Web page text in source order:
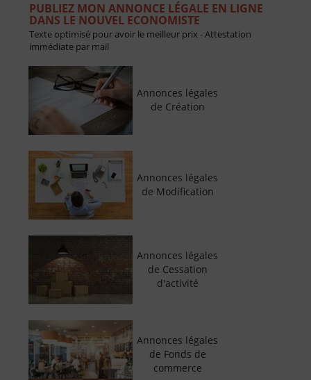
PUBLIEZ MON ANNONCE LÉGALE EN LIGNE
DANS LE NOUVEL ECONOMISTE
Texte optimisé pour avoir le meilleur prix - Attestation
immédiate par mail
Annonces légales
de Création
Annonces légales
de Modification
Annonces légales
de Cessation
d'activité
Annonces légales
de Fonds de
commerce